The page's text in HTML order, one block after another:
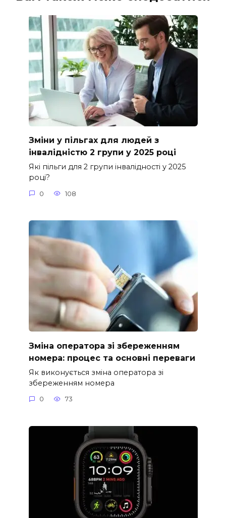
Зміни у пільгах для людей з
інвалідністю 2 групи у 2025 році
Які пільги для 2 групи інвалідності у 2025
році?
0 108
Зміна оператора зі збереженням
номера: процес та основні переваги
Як виконується зміна оператора зі
збереженням номера
0 73